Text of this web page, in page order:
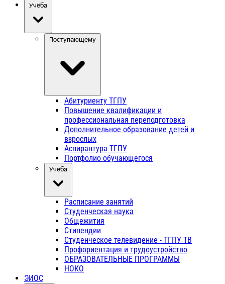
Учёба
Поступающему
Абитуриенту ТГПУ
Повышение квалификации и
профессиональная переподготовка
Дополнительное образование детей и
взрослых
Аспирантура ТГПУ
Портфолио обучающегося
Учёба
Расписание занятий
Студенческая наука
Общежития
Стипендии
Студенческое телевидение - ТГПУ ТВ
Профориентация и трудоустройство
ОБРАЗОВАТЕЛЬНЫЕ ПРОГРАММЫ
НОКО
ЭИОС